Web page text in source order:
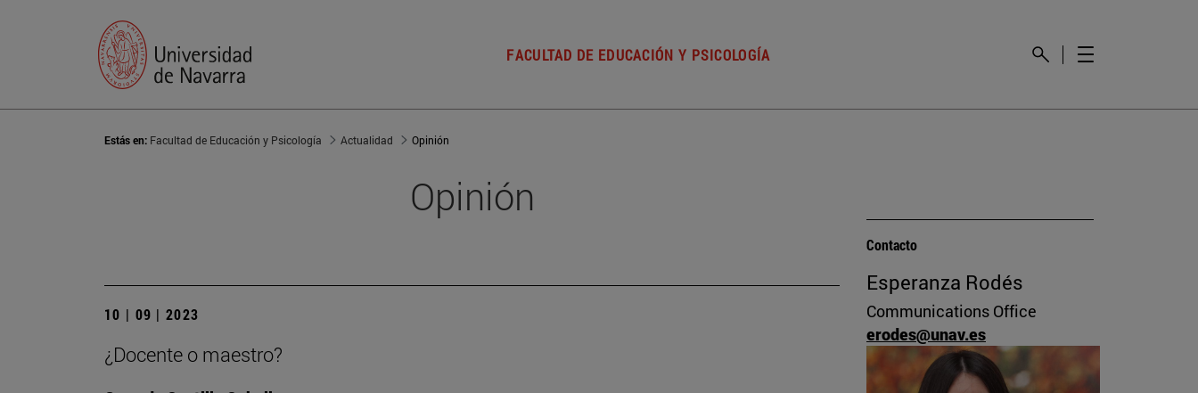
FACULTAD DE EDUCACIÓN Y PSICOLOGÍA
Estás en: Facultad de Educación y Psicología Actualidad Opinión
Opinión
10 | 09 | 2023
¿Docente o maestro?
Contacto
Esperanza Rodés
Communications Office
erodes@unav.es